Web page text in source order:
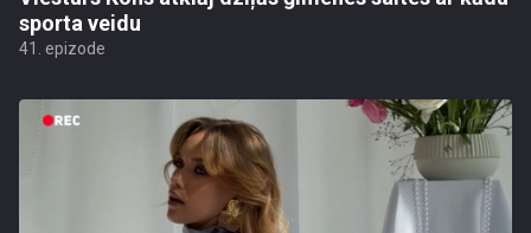
sporta veidu
41. epizode